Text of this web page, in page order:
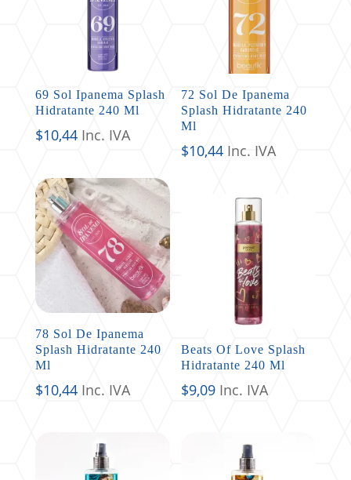
69 Sol Ipanema Splash
Hidratante 240 Ml
$10,44 Inc. IVA
72 Sol De Ipanema
Splash Hidratante 240
Ml
$10,44 Inc. IVA
78 Sol De Ipanema
Splash Hidratante 240
Ml
$10,44 Inc. IVA
Beats Of Love Splash
Hidratante 240 Ml
$9,09 Inc. IVA